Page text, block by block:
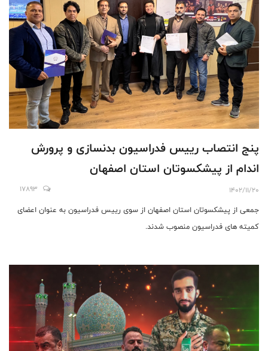
پنج انتصاب رییس فدراسیون بدنسازی و پرورش
اندام از پیشکسوتان استان اصفهان
1402/11/20
17893
جمعی از پیشکسوتان استان اصفهان از سوی رییس فدراسیون به عنوان اعضای
کمیته های فدراسیون منصوب شدند.